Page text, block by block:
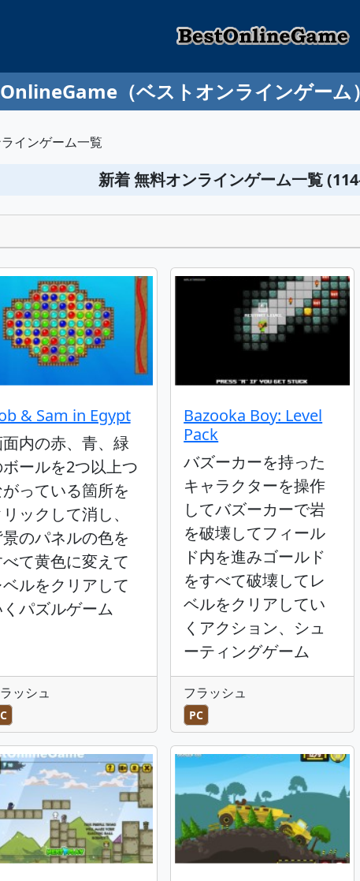
（ベストオンラインゲーム
インゲーム一覧
新着 無料オンラインゲーム一覧
& Sam in Egypt
内の赤、青、緑
ールを2つ以上つ
っている箇所を
ックして消し、
のパネルの色を
て黄色に変えて
ベルをクリアして
パズルゲーム
ッシュ
Bazooka Boy: Level
Pack
バズーカーを持った
キャラクターを操作
してバズーカーで岩
を破壊してフィール
ド内を進みゴールド
をすべて破壊してレ
ベルをクリアしてい
くアクション、シュ
ーティングゲーム
フラッシュ
PC